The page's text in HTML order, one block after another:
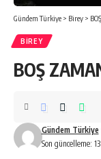
Gündem Türkiye > Birey >
BIREY
BOŞ
Son güncelleme:
Gündem Türkiye